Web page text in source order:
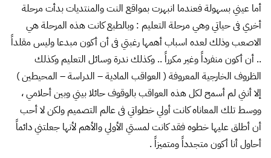
أما عيني بسهولة فعندما انبهرت بمواقع النت والمنتديات بدأت مرحلة
أخري فى حياتي وهي مرحلة التعليم : وبالطبع كانت هذه المرحلة هي
الاصعب وذلك لعده اسباب أهمها رغبتي فى أن أكون مبدعا وليس مقلداً
.. أن أكون منفرداً وغير مكرراً .. وكذلك ندرة وسائل التعليم وكذلك
الظروف الخارجية المعروفة ( العواقب المادية – الدراسة – المحيطين )
إلا أنني لم أسمح لكل هذه العواقب بالوقوف حائلا بيني وبين أحلامي ،
ووسط تلك المعاناه كانت أولي خطواتي فى عالم التصميم ولكن لا أحب
أن أطلق عليها خطوه فقد كانت لمستي الأولي والأهم لأنها جعلتني دائماً
أحاول أنا أكون متجدداً ومتميزاً .